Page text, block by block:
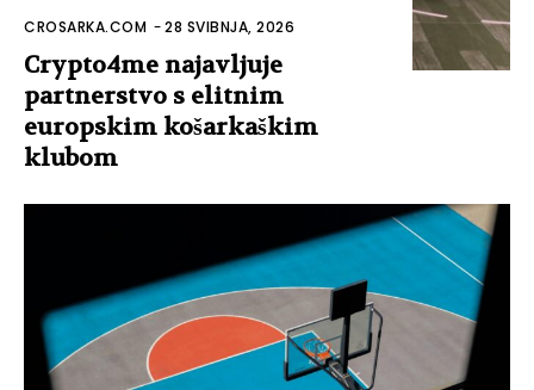
CROSARKA.COM -28 SVIBNJA, 2026
Crypto4me najavljuje
partnerstvo s elitnim
europskim košarkaškim
klubom